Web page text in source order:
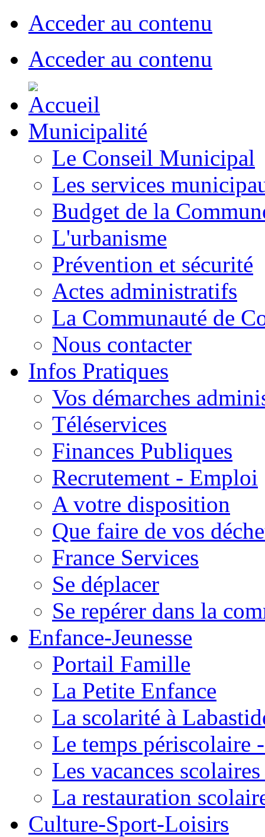
Acceder au contenu
Acceder au contenu
Municipalité
Le Conseil Municipal
Les services
Budget de la
L'urbanisme
Prévention et sécurité
Actes administratifs
La Communauté de
Nous contacter
Infos Pratiques
Vos démarches
Téléservices
Finances Publiques
Recrutement - Emploi
A votre disposition
Que faire de vos
France Services
Se déplacer
Se repérer dans la
Enfance-Jeunesse
Portail Famille
La Petite Enfance
La scolarité à
Le temps périscolaire
Les vacances
La restauration
Culture-Sport-Loisirs